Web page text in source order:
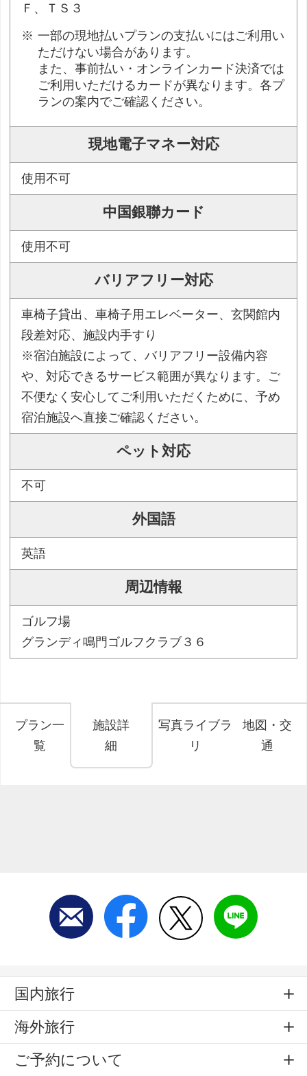
Ｆ、ＴＳ３
一部の現地払いプランの支払いにはご利用い
ただけない場合があります。
また、事前払い・オンラインカード決済では
ご利用いただけるカードが異なります。各プ
ランの案内でご確認ください。
現地電子マネー対応
使用不可
中国銀聯カード
使用不可
バリアフリー対応
車椅子貸出、車椅子用エレベーター、玄関館内
段差対応、施設内手すり
※宿泊施設によって、バリアフリー設備内容
や、対応できるサービス範囲が異なります。ご
不便なく安心してご利用いただくために、予め
宿泊施設へ直接ご確認ください。
ペット対応
不可
外国語
英語
周辺情報
ゴルフ場
グランディ鳴門ゴルフクラブ３６
プラン一
覧
施設詳
細
写真ライブラ
リ
地図・交
通
国内旅行
海外旅行
ご予約について